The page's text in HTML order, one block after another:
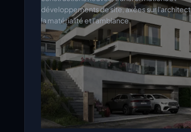
développements de site, axées sur
la matérialité et l'ambiance.